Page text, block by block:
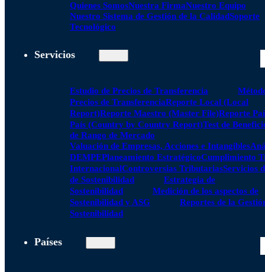
Quienes SomosNuestra FirmaNuestro Equipo
Nuestro Sistema de Gestión de la CalidadSoporte
Tecnológico
Servicios
Estudio de Precios de Transferencia
Precios de TransferenciaReporte Local (Local
Report)Reporte Maestro (Master File)Reporte
País (Country by Country Report)Test de
de Rango de Mercado
Valuación de Empresas, Acciones e Intangibles
DEMPEPlaneamiento EstratégicoCumplimiento
InternacionalControversias TributariasServicios
de Sostenibilidad
Estrategia de
Sostenibilidad
Medición de los aspectos de
Sostenibilidad y ASG
Reportes de la
Sostenibilidad
Países